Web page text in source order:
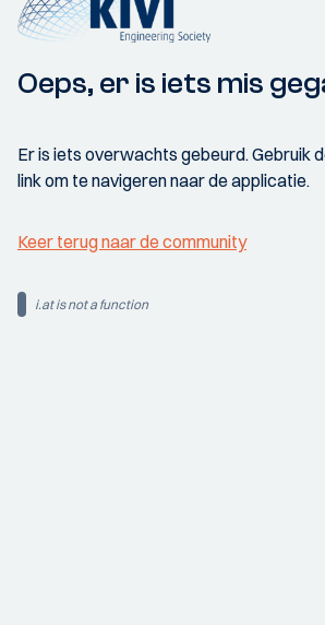
Oeps, er is iets mis
Er is iets overwachts gebeurd. Gebruik
link om te navigeren naar de applicatie.
Keer terug naar de community
i.at is not a function